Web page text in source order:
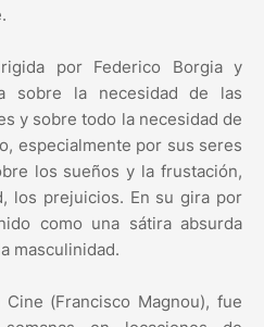
por Federico Borgia y
sobre la necesidad de las
y sobre todo la necesidad de
especialmente por sus seres
los sueños y la frustación,
los prejuicios. En su gira por
como una sátira absurda
masculinidad.
(Francisco Magnou), fue